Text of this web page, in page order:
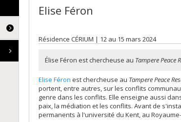
Elise Féron
Résidence CÉRIUM | 12 au 15 mars 2024
Élise Féron est chercheuse au Tampere Peace
Elise Féron est chercheuse au Tampere Peace
portent, entre autres, sur les conflits
genre dans les conflits. Elle enseigne aussi
paix, la médiation et les conflits. Avant de
permanents à l'université du Kent, au